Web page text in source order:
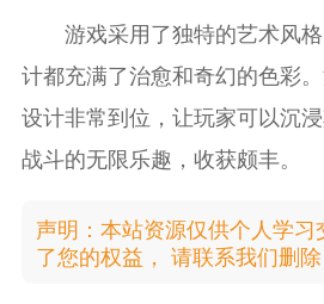
游戏采用了独特的艺术风格
计都充满了治愈和奇幻的色彩
设计非常到位，让玩家可以沉
战斗的无限乐趣，收获颇丰。
声明：本站资源仅供个人学
了您的权益， 请联系我们删除